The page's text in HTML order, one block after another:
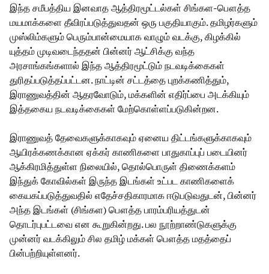
இந்த சமீபத்திய இனவாத ஆத்திரமூட்டல்கள் சிங்கள-பௌத்த
மயமாக்களை தீவிரப்படுத்துவதன் ஒரு பகுதியாகும். தமிழர்களும்
முஸ்லிம்களும் பெரும்பான்மையாக வாழும் வடக்கு, கிழக்கில்
யுத்தம் முடிவடைந்ததன் பின்னர் ஆட்சிக்கு வந்த
அரசாங்கங்களால் இந்த ஆத்திரமூட்டும் நடவடிக்கைகள்
துரிதப்படுத்தப்பட்டன. நாட்டின் சட்டத்தை புறக்கணித்தும்,
இராணுவத்தின் ஆதரவோடும், மக்களின் எதிர்ப்பை அடக்கியும்
இத்தகைய நடவடிக்கைகள் மேற்கொள்ளப்படுகின்றன.
இராணுவத் தேவைகளுக்காகவும் ஏனைய திட்டங்களுக்காகவும்
ஆயிரக்கணக்கான ஏக்கர் காணிகளை பாதுகாப்புப் படையினர்
ஆக்கிரமித்துள்ள நிலையில், தொல்பொருள் திணைக்களம்
இந்துக் கோவில்கள் இருந்த இடங்கள் உட்பட காணிகளைக்
கையகப்படுத்துவதில் எதேச்சதிகாரமாக ஈடுபடுவதுடன், பின்னர்
அந்த இடங்கள் (சிங்கள) பௌத்த பாரம்பரியத்துடன்
தொடர்புபட்டவை என கூறுகின்றது. பல நூற்றாண்டுகளுக்கு
முன்னர் வடக்கிலும் சில தமிழ் மக்கள் பௌத்த மதத்தைப்
பின்பற்றியுள்ளனர்.